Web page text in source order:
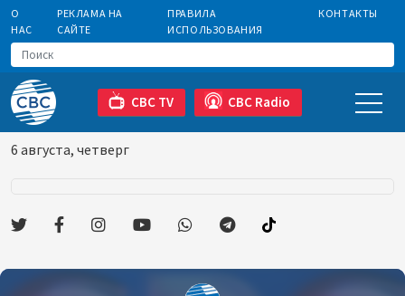
О
НАС
РЕКЛАМА НА
САЙТЕ
ПРАВИЛА
ИСПОЛЬЗОВАНИЯ
КОНТАКТЫ
CBC TV CBC Radio
6 августа, четверг